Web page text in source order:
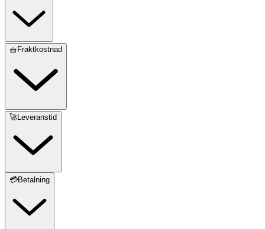
🧺Fraktkostnad
🚀Leveranstid
💳Betalning